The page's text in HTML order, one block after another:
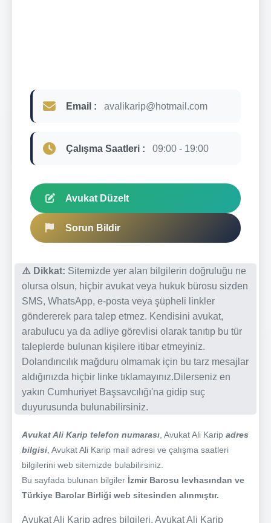
Email : avalikarip@hotmail.com
Çalışma Saatleri : 09:00 - 19:00
Avukat Düzelt
Sorun Bildir
⚠️ Dikkat: Sitemizde yer alan bilgilerin doğruluğu ne
olursa olsun, hiçbir avukat veya hukuk bürosu sizden
SMS, WhatsApp, e-posta veya şüpheli linkler
göndererek para talep etmez. Kendisini avukat,
arabulucu ya da adliye görevlisi olarak tanıtıp bu tür
taleplerde bulunan kişilere itibar etmeyiniz.
Dolandırıcılık mağduru olmamak için bu tarz mesajlar
aldığınızda hiçbir linke tıklamayınız.Dilerseniz en
yakın Cumhuriyet Başsavcılığı'na gidip suç
duyurusunda bulunabilirsiniz.
Avukat Ali Karip telefon numarası , Avukat Ali Karip adres
bilgisi , Avukat Ali Karip mail adresi ve çalışma saatleri
bilgilerini web sitemizde bulabilirsiniz.
Bu sayfada bulunan bilgiler İzmir Barosu levhasından ve
Türkiye Barolar Birliği web sitesinden alınmıştır.
Avukat Ali Karip adres bilgileri, Avukat Ali Karip